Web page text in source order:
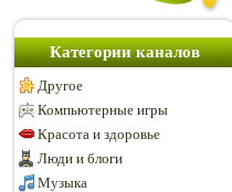
Категории каналов
Другое
Компьютерные игры
Красота и здоровье
Люди и блоги
Музыка